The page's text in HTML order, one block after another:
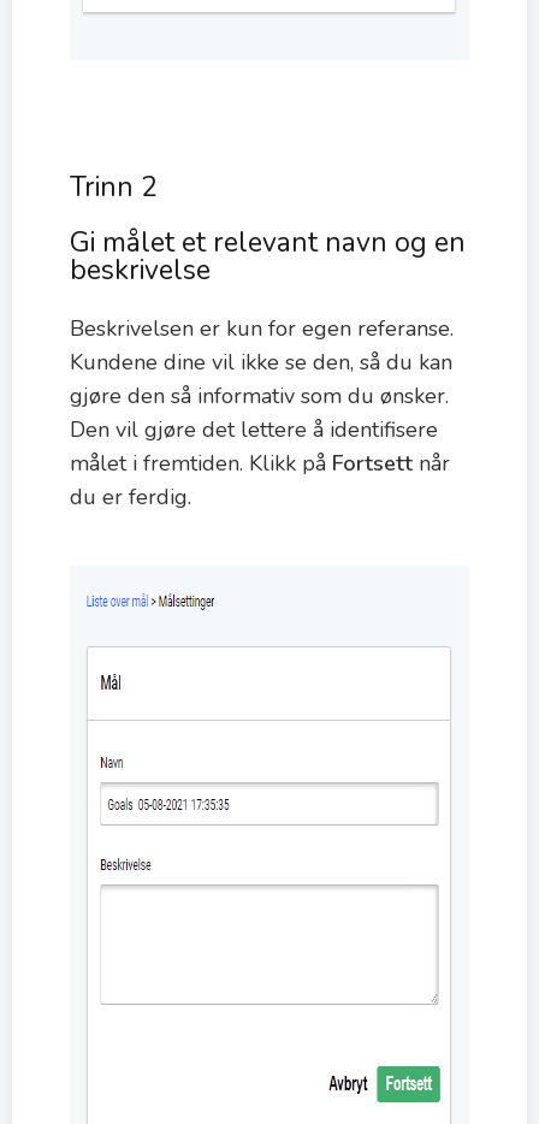
Trinn 2
Gi målet et relevant navn og en
beskrivelse
Beskrivelsen er kun for egen referanse.
Kundene dine vil ikke se den, så du kan
gjøre den så informativ som du ønsker.
Den vil gjøre det lettere å identifisere
målet i fremtiden. Klikk på Fortsett når
du er ferdig.